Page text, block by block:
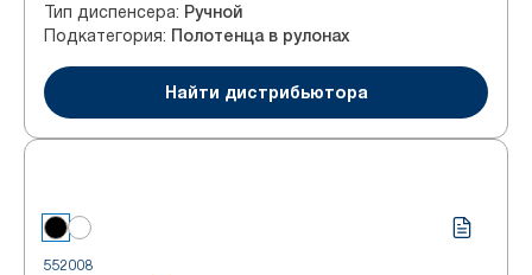
Тип диспенсера: Ручной
Подкатегория: Полотенца в рулонах
Найти дистрибьютора
552008